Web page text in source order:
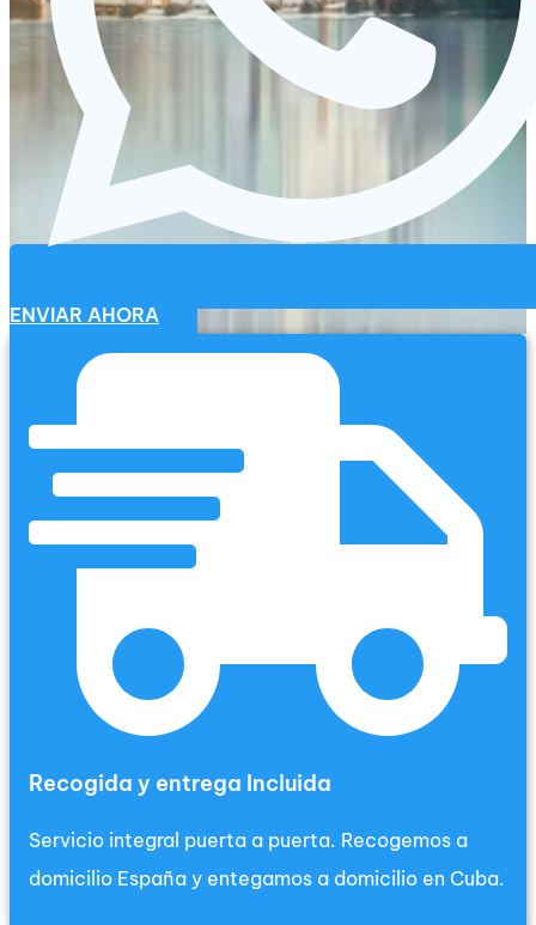
ENVIAR AHORA
Recogida y entrega Incluida
Servicio integral puerta a puerta. Recogemos a
domicilio España y entegamos a domicilio en Cuba.